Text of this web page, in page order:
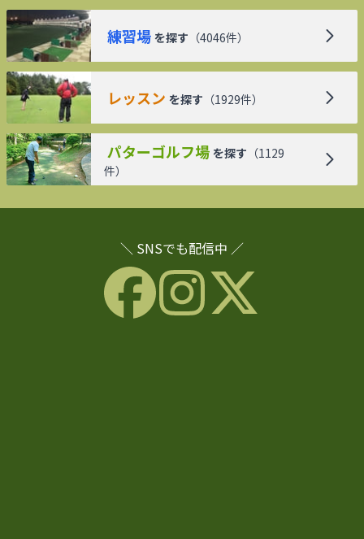
練習場 を探す （4046件）
レッスン を探す （1929件）
パターゴルフ場 を探す （1129
件）
＼ SNSでも配信中 ／